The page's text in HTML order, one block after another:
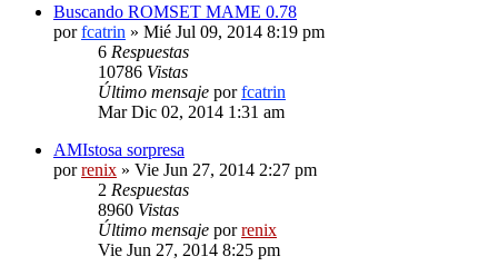
Buscando ROMSET MAME 0.78
porfcatrin » Mié Jul 09, 2014 8:19 pm
6 Respuestas
10786 Vistas
Último mensaje porfcatrin
Mar Dic 02, 2014 1:31 am
AMIstosa sorpresa
porrenix » Vie Jun 27, 2014 2:27 pm
2 Respuestas
8960 Vistas
Último mensaje porrenix
Vie Jun 27, 2014 8:25 pm